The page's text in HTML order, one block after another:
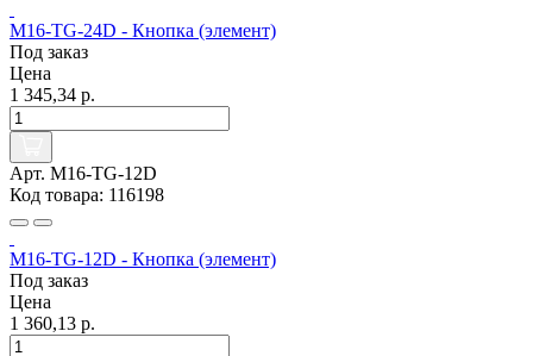
M16-TG-24D - Кнопка (элемент)
Под заказ
Цена
1 345,34 р.
Арт. M16-TG-12D
Код товара: 116198
M16-TG-12D - Кнопка (элемент)
Под заказ
Цена
1 360,13 р.